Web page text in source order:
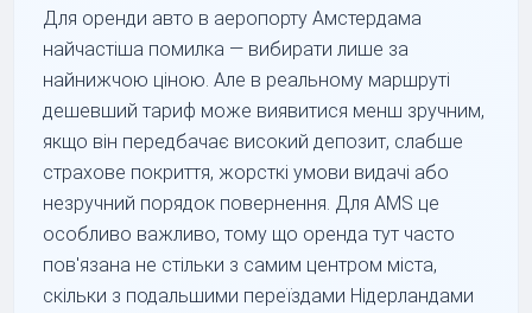
Для оренди авто в аеропорту Амстердама
найчастіша помилка — вибирати лише за
найнижчою ціною. Але в реальному маршруті
дешевший тариф може виявитися менш зручним,
якщо він передбачає високий депозит, слабше
страхове покриття, жорсткі умови видачі або
незручний порядок повернення. Для AMS це
особливо важливо, тому що оренда тут часто
пов'язана не стільки з самим центром міста,
скільки з подальшими переїздами Нідерландами